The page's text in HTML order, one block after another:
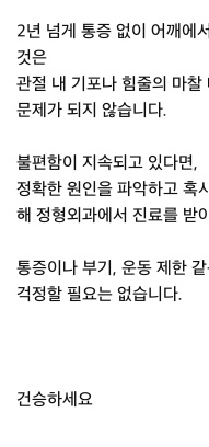
2년 넘게 통증 없이 어깨에
것은
관절 내 기포나 힘줄의 마
문제가 되지 않습니다.
불편함이 지속되고 있다면,
정확한 원인을 파악하고 혹
해 정형외과에서 진료를 받
통증이나 부기, 운동 제한
걱정할 필요는 없습니다.
건승하세요